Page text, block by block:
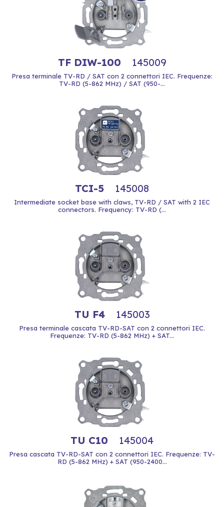
TF DIW-100 145009
Presa terminale TV-RD / SAT con 2 connettori IEC. Frequenze:
TV-RD (5-862 MHz) / SAT (950-...
TCI-5 145008
Intermediate socket base with claws, TV-RD / SAT with 2 IEC
connectors. Frequency: TV-RD (...
TU F4 145003
Presa terminale cascata TV-RD-SAT con 2 connettori IEC.
Frequenze: TV-RD (5-862 MHz) + SAT...
TU C10 145004
Presa cascata TV-RD-SAT con 2 connettori IEC. Frequenze: TV-
RD (5-862 MHz) + SAT (950-2400...